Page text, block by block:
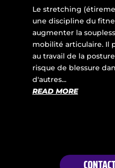
Le stretching
une discipline du
augmenter la
mobilité articulaire. Il
au travail de la
risque de blessure
d'autres...
READ MORE